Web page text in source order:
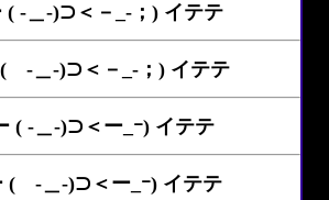
( -＿-)⊃＜－_-；) イテテ
( -＿-)⊃＜－_-；) イテテ
( -＿-)⊃＜ー_ｰ) イテテ
( -＿-)⊃＜ー_ｰ) イテテ